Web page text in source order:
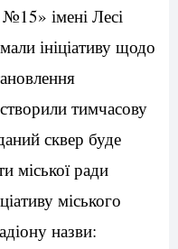
№15» імені Лесі
ініціативу щодо
тимчасову
сквер буде
міської ради
міського
назви: